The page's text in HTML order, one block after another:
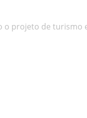
projeto de turismo